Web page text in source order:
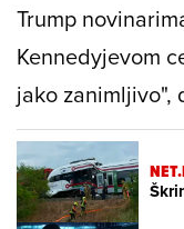
Trump
Kennedyjevom
jako zanimljivo",